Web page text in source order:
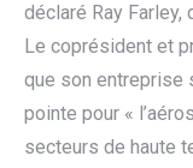
déclaré Ray Farley,
Le coprésident et
que son entreprise
pointe pour «
secteurs de haute